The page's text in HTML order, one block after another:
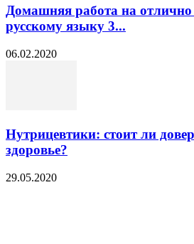
Домашняя работа на отлично
русскому языку 3...
06.02.2020
Нутрицевтики: стоит ли
здоровье?
29.05.2020